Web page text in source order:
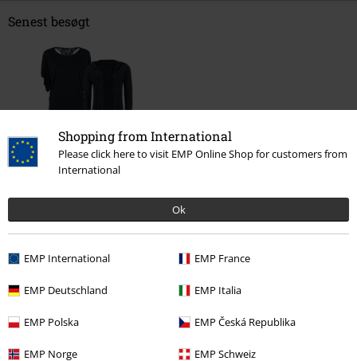
Shopping from International
Please click here to visit EMP Online Shop for customers from
International
Ok
EMP International EMP France
EMP Deutschland EMP Italia
EMP Polska EMP Česká Republika
EMP Norge EMP Schweiz
Senest besøgt
kr 349.95
More categories. More options.
Tøjmærker Tøj Pullovers
Tøjmærker Dame
Store størrelser